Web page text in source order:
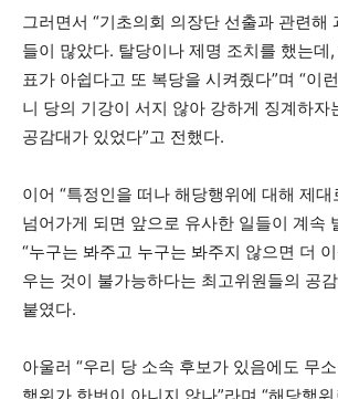
그러면서 “기초의회 의장단 선출과 관련해
들이 많았다. 탈당이나 제명 조치를 했는데
표가 아쉽다고 또 복당을 시켜줬다”며 “이
니 당의 기강이 서지 않아 강하게 징계하자
공감대가 있었다”고 전했다.
이어 “특정인을 떠나 해당행위에 대해 제
넘어가게 되면 앞으로 유사한 일들이 계속
“누구는 봐주고 누구는 봐주지 않으면 더
우는 것이 불가능하다는 최고위원들의 공
붙였다.
아울러 “우리 당 소속 후보가 있음에도 무